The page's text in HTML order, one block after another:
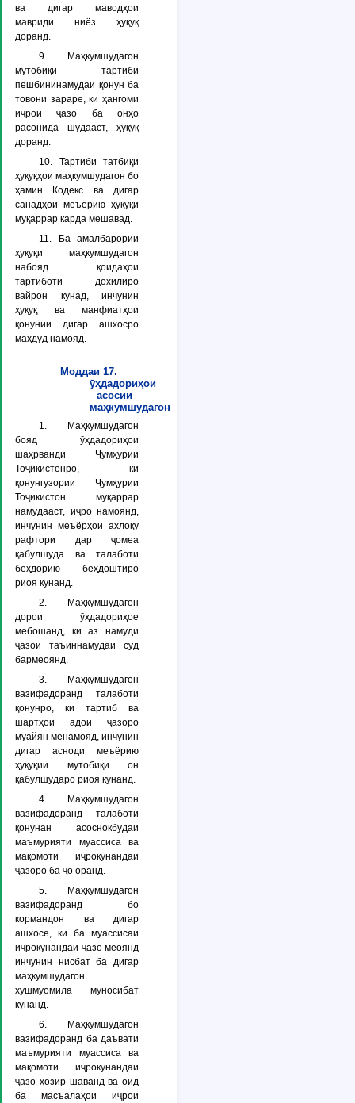
ва дигар маводҳои
мавриди ниёз ҳуқуқ
доранд.
9. Маҳкумшудагон
мутобиқи тартиби
пешбининамудаи қонун ба
товони зараре, ки ҳангоми
иҷрои ҷазо ба онҳо
расонида шудааст, ҳуқуқ
доранд.
10. Тартиби татбиқи
ҳуқуқҳои маҳкумшудагон бо
ҳамин Кодекс ва дигар
санадҳои меъёрию ҳуқуқӣ
муқаррар карда мешавад.
11. Ба амалбарории
ҳуқуқи маҳкумшудагон
набояд қоидаҳои
тартиботи дохилиро
вайрон кунад, инчунин
ҳуқуқ ва манфиатҳои
қонунии дигар ашхосро
маҳдуд намояд.
Моддаи 17.
ӯҳдадориҳои
асосии
маҳкумшудагон
1. Маҳкумшудагон
бояд ӯҳдадориҳои
шаҳрванди Ҷумҳурии
Тоҷикистонро, ки
қонунгузории Ҷумҳурии
Тоҷикистон муқаррар
намудааст, иҷро намоянд,
инчунин меъёрҳои ахлоқу
рафтори дар ҷомеа
қабулшуда ва талаботи
беҳдорию беҳдоштиро
риоя кунанд.
2. Маҳкумшудагон
дорои ӯҳдадориҳое
мебошанд, ки аз намуди
ҷазои таъиннамудаи суд
бармеоянд.
3. Маҳкумшудагон
вазифадоранд талаботи
қонунро, ки тартиб ва
шартҳои адои ҷазоро
муайян менамояд, инчунин
дигар асноди меъёрию
ҳуқуқии мутобиқи он
қабулшударо риоя кунанд.
4. Маҳкумшудагон
вазифадоранд талаботи
қонунан асоснокбудаи
маъмурияти муассиса ва
мақомоти иҷрокунандаи
ҷазоро ба ҷо оранд.
5. Маҳкумшудагон
вазифадоранд бо
кормандон ва дигар
ашхосе, ки ба муассисаи
иҷрокунандаи ҷазо меоянд
инчунин нисбат ба дигар
маҳкумшудагон
хушмуомила муносибат
кунанд.
6. Маҳкумшудагон
вазифадоранд ба даъвати
маъмурияти муассиса ва
мақомоти иҷрокунандаи
ҷазо ҳозир шаванд ва оид
ба масъалаҳои иҷрои